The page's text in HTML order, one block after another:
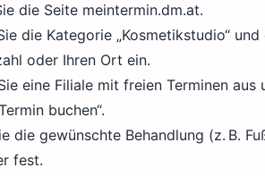
die Seite meintermin.dm.at.
die Kategorie „Kosmetikstudio“
oder Ihren Ort ein.
eine Filiale mit freien Terminen aus
buchen“.
die gewünschte Behandlung (z. B.
fest.